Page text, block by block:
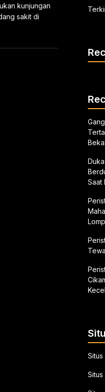
kunjungan
sakit di
Saat
Situs